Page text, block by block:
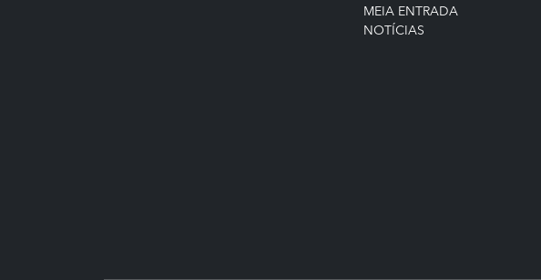
MEIA ENTRADA
NOTÍCIAS